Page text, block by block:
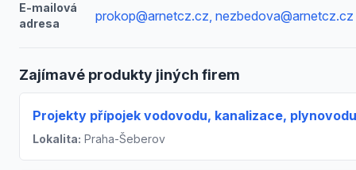
E-mailová
adresa
prokop@arnetcz.cz, nezbedova@arnetcz.cz
Zajímavé produkty jiných firem
Projekty přípojek vodovodu, kanalizace, plynovodu
Lokalita: Praha-Šeberov